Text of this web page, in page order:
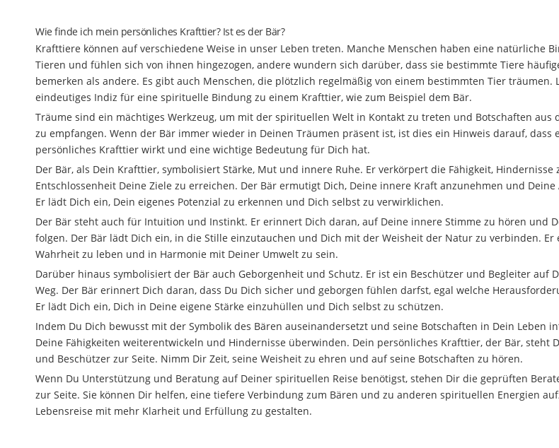
Wie finde ich mein persönliches Krafttier? Ist es der Bär?
Krafttiere können auf verschiedene Weise in unser Leben treten. Manche Menschen haben eine natürliche
Tieren und fühlen sich von ihnen hingezogen, andere wundern sich darüber, dass sie bestimmte Tiere
bemerken als andere. Es gibt auch Menschen, die plötzlich regelmäßig von einem bestimmten Tier träumen.
eindeutiges Indiz für eine spirituelle Bindung zu einem Krafttier, wie zum Beispiel dem Bär.
Träume sind ein mächtiges Werkzeug, um mit der spirituellen Welt in Kontakt zu treten und Botschaften aus
zu empfangen. Wenn der Bär immer wieder in Deinen Träumen präsent ist, ist dies ein Hinweis darauf, dass
persönliches Krafttier wirkt und eine wichtige Bedeutung für Dich hat.
Der Bär, als Dein Krafttier, symbolisiert Stärke, Mut und innere Ruhe. Er verkörpert die Fähigkeit,
Entschlossenheit Deine Ziele zu erreichen. Der Bär ermutigt Dich, Deine innere Kraft anzunehmen und
Er lädt Dich ein, Dein eigenes Potenzial zu erkennen und Dich selbst zu verwirklichen.
Der Bär steht auch für Intuition und Instinkt. Er erinnert Dich daran, auf Deine innere Stimme zu hören und
folgen. Der Bär lädt Dich ein, in die Stille einzutauchen und Dich mit der Weisheit der Natur zu verbinden. Er
Wahrheit zu leben und in Harmonie mit Deiner Umwelt zu sein.
Darüber hinaus symbolisiert der Bär auch Geborgenheit und Schutz. Er ist ein Beschützer und Begleiter auf
Weg. Der Bär erinnert Dich daran, dass Du Dich sicher und geborgen fühlen darfst, egal welche
Er lädt Dich ein, Dich in Deine eigene Stärke einzuhüllen und Dich selbst zu schützen.
Indem Du Dich bewusst mit der Symbolik des Bären auseinandersetzt und seine Botschaften in Dein Leben
Deine Fähigkeiten weiterentwickeln und Hindernisse überwinden. Dein persönliches Krafttier, der Bär, steht
und Beschützer zur Seite. Nimm Dir Zeit, seine Weisheit zu ehren und auf seine Botschaften zu hören.
Wenn Du Unterstützung und Beratung auf Deiner spirituellen Reise benötigst, stehen Dir die geprüften
zur Seite. Sie können Dir helfen, eine tiefere Verbindung zum Bären und zu anderen spirituellen Energien
Lebensreise mit mehr Klarheit und Erfüllung zu gestalten.